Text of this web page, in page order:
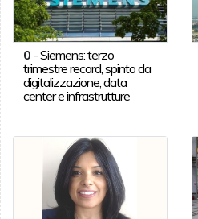
0-Siemens: terzo
trimestre record, spinto da
digitalizzazione, data
center e infrastrutture